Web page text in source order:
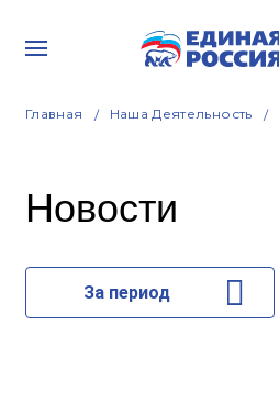
Главная Наша Деятельность
Новости
За период